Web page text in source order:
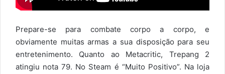
Prepare-se para combate corpo a corpo, e
obviamente muitas armas a sua disposição para seu
entretenimento. Quanto ao Metacritic, Trepang 2
atingiu nota 79. No Steam é “Muito Positivo”. Na loja